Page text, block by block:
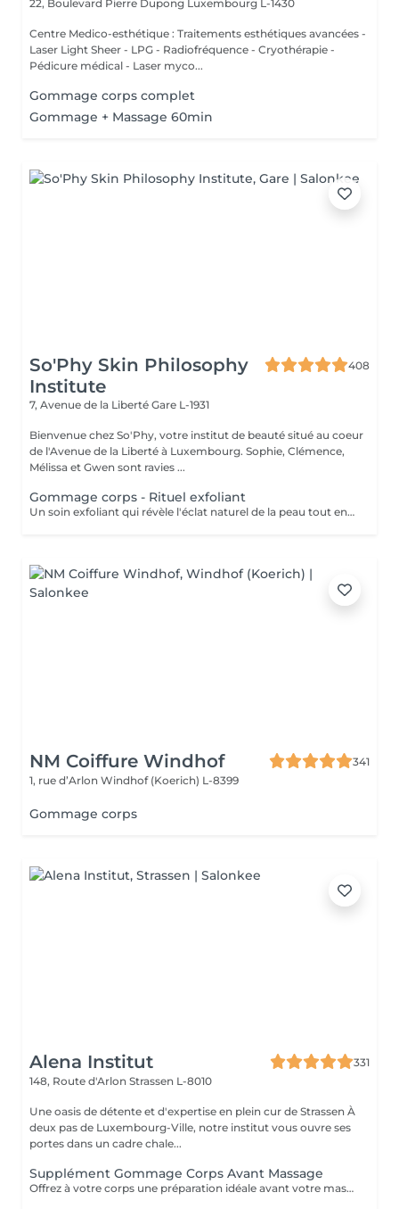
22, Boulevard Pierre Dupong Luxembourg L-1430
Centre Medico-esthétique : Traitements esthétiques avancées -
Laser Light Sheer - LPG - Radiofréquence - Cryothérapie -
Pédicure médical - Laser myco...
Gommage corps complet
Gommage + Massage 60min
So'Phy Skin Philosophy
Institute
408
7, Avenue de la Liberté Gare L-1931
Bienvenue chez So'Phy, votre institut de beauté situé au coeur
de l'Avenue de la Liberté à Luxembourg. Sophie, Clémence,
Mélissa et Gwen sont ravies ...
Gommage corps - Rituel exfoliant
Un soin exfoliant qui révèle l'éclat naturel de la peau tout en offrant un véritable moment de détente. Le gommage permet d'éliminer les cellules mortes, d'affiner le grain de peau et de laisser la peau plus douce et lumineuse. Selon vos préférences, vous pouvez choisir entre un gommage au savon noir, pour une exfoliation enveloppante et purifiante, ou un gommage à grains, pour une action plus tonique et efficace. La senteur sélectionnée accompagne l'ensemble du soin et prolonge l'expérience, avec la possibilité d'ajouter une huile de massage pour un moment encore plus enveloppant. La peau est douce, lisse et délicatement parfumée, le corps détendu et l'esprit apaisé. Un soin idéal pour préparer la peau, la sublimer ou simplement s'offrir un moment pour soi.
NM Coiffure Windhof
341
1, rue d’Arlon Windhof (Koerich) L-8399
Gommage corps
Alena Institut
331
148, Route d'Arlon Strassen L-8010
Une oasis de détente et d'expertise en plein cur de Strassen À
deux pas de Luxembourg-Ville, notre institut vous ouvre ses
portes dans un cadre chale...
Supplément Gommage Corps Avant Massage
Offrez à votre corps une préparation idéale avant votre massage grâce à notre gommage corps exfoliant. Ce soin permet d'éliminer en douceur les cellules mortes, d'affiner le grain de peau et de stimuler la circulation, afin de maximiser les bienfaits du massage. La peau est plus lisse, plus douce et absorbe mieux les huiles et actifs utilisés pendant le massage.